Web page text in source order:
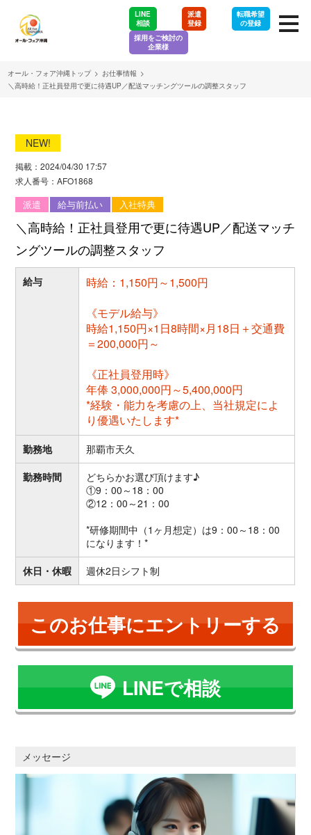
LINE
相談
派遣
登録
転職希望
の登録
採用をご検討の
企業様
オール・フォア沖縄トップ > お仕事情報 >
＼高時給！正社員登用で更に待遇UP／配送マッチングツールの調整スタッフ
NEW!
掲載：2024/04/30 17:57
求人番号：AFO1868
派遣 給与前払い 入社特典
＼高時給！正社員登用で更に待遇UP／配送マッチ
ングツールの調整スタッフ
給与
時給：1,150円～1,500円
《モデル給与》
時給1,150円×1日8時間×月18日＋交通費
＝200,000円～
《正社員登用時》
年俸 3,000,000円～5,400,000円
*経験・能力を考慮の上、当社規定によ
り優遇いたします*
勤務地
那覇市天久
勤務時間
どちらかお選び頂けます♪
①9：00～18：00
②12：00～21：00
*研修期間中（1ヶ月想定）は9：00～18：00
になります！*
休日・休暇
週休2日シフト制
このお仕事にエントリーする
LINEで相談
メッセージ